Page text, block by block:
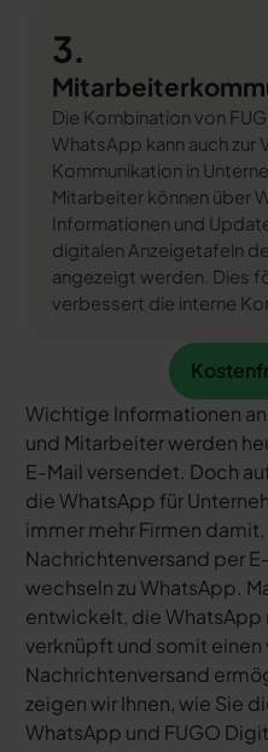
3.
Die Kombination von
WhatsApp kann auch zur
Kommunikation in
Mitarbeiter können über
Informationen und
digitalen Anzeigetafeln
angezeigt werden. Dies
verbessert die interne
Wichtige Informationen
und Mitarbeiter werden
E-Mail versendet. Doch
die WhatsApp für
immer mehr Firmen
Nachrichtenversand per
wechseln zu WhatsApp.
entwickelt, die WhatsApp
verknüpft und somit
Nachrichtenversand
zeigen wir Ihnen, wie Sie
WhatsApp und FUGO